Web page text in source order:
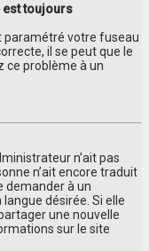
est toujours
paramétré votre fuseau
il se peut que le
ce problème à un
n’ait pas
n’ait encore traduit
demander à un
désirée. Si elle
une nouvelle
sur le site